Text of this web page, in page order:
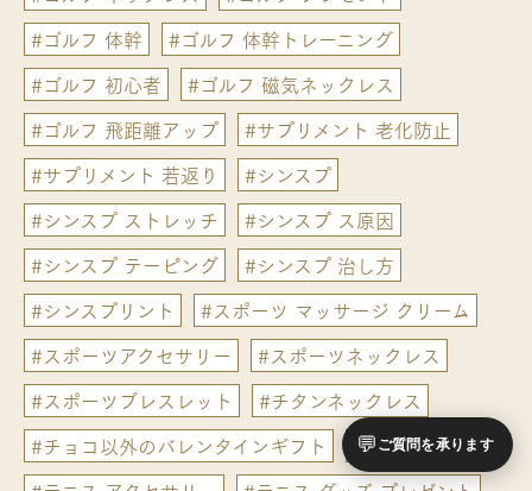
#ゴルフ 体幹
#ゴルフ 体幹トレーニング
#ゴルフ 初心者
#ゴルフ 磁気ネックレス
#ゴルフ 飛距離アップ
#サプリメント 老化防止
#サプリメント 若返り
#シンスプ
#シンスプ ストレッチ
#シンスプ ス原因
#シンスプ テーピング
#シンスプ 治し方
#シンスプリント
#スポーツ マッサージ クリーム
#スポーツアクセサリー
#スポーツネックレス
#スポーツブレスレット
#チタンネックレス
#チョコ以外のバレンタインギフト
#テニス
💬 ご質問を承ります